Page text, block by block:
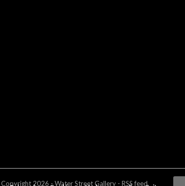
2026- Water Street Gallery - RSS feed